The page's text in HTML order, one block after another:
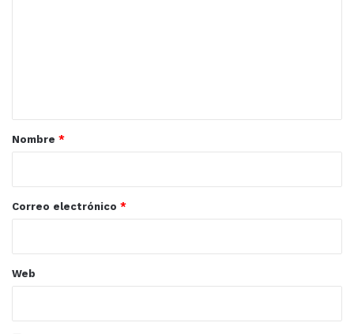
r
*
Nombre *
Correo electrónico *
Web